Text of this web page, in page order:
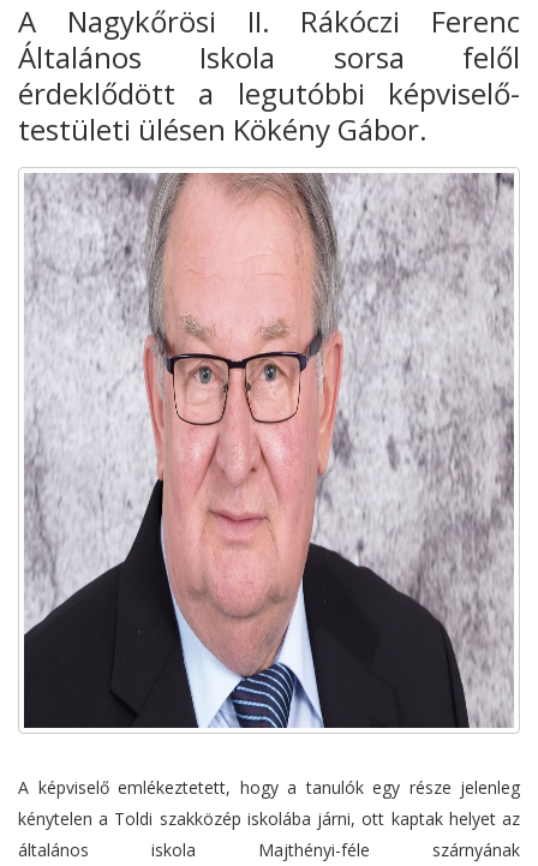
A Nagykőrösi II. Rákóczi Ferenc
Általános Iskola sorsa felől
érdeklődött a legutóbbi képviselő-
testületi ülésen Kökény Gábor.
A képviselő emlékeztetett, hogy a tanulók egy része jelenleg
kénytelen a Toldi szakközép iskolába járni, ott kaptak helyet az
általános iskola Majthényi-féle szárnyának